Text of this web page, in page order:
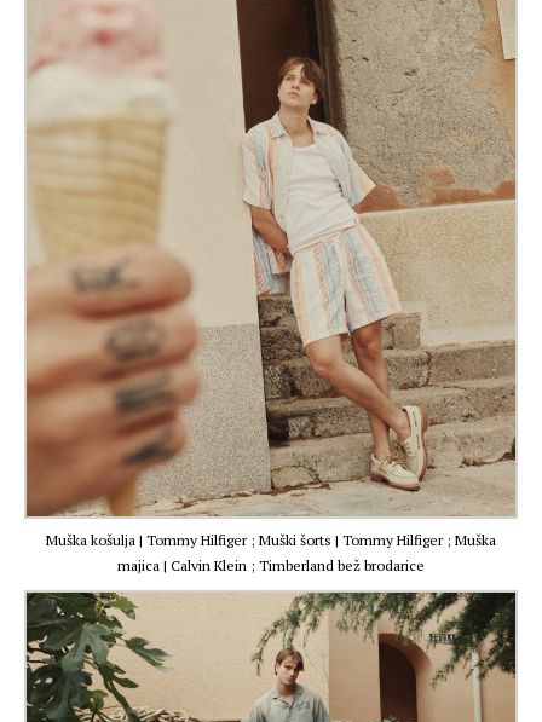
Muška košulja | Tommy Hilfiger ; Muški šorts | Tommy Hilfiger ; Muška
majica | Calvin Klein ; Timberland bež brodarice